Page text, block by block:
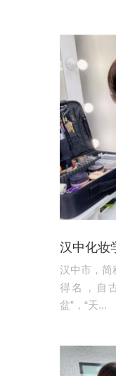
汉中化妆
汉中市，简
得名，自
盆”，“天...